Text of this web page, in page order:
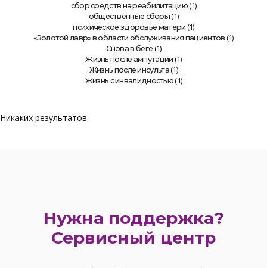
сбор средств на реабилитацию (1)
общественные сборы (1)
психическое здоровье матери (1)
«Золотой лавр» в области обслуживания пациентов (1)
Снова в беге (1)
Жизнь после ампутации (1)
Жизнь после инсульта(1)
Жизнь с инвалидностью (1)
Никаких результатов.
Нужна поддержка?
Сервисный центр